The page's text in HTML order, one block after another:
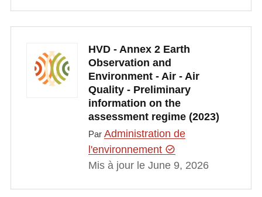
HVD - Annex 2 Earth
Observation and
Environment - Air - Air
Quality - Preliminary
information on the
assessment regime (2023)
Par Administration de
l'environnement
Mis à jour le June 9, 2026